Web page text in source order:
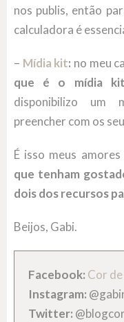
nos publis, então
calculadora é
– Mídia kit: no meu
que é o mídia kit
disponibilizo um
preencher com os
É isso meus
que tenham
dois dos recursos
Beijos, Gabi.
Facebook: Cor
Instagram:
Twitter: